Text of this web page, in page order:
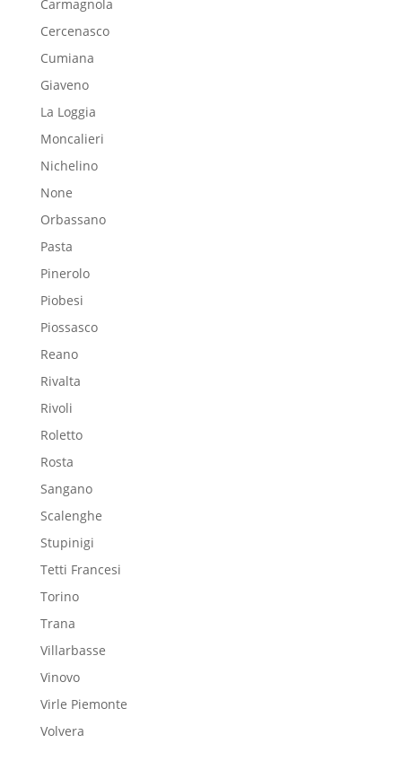
Carmagnola
Cercenasco
Cumiana
Giaveno
La Loggia
Moncalieri
Nichelino
None
Orbassano
Pasta
Pinerolo
Piobesi
Piossasco
Reano
Rivalta
Rivoli
Roletto
Rosta
Sangano
Scalenghe
Stupinigi
Tetti Francesi
Torino
Trana
Villarbasse
Vinovo
Virle Piemonte
Volvera